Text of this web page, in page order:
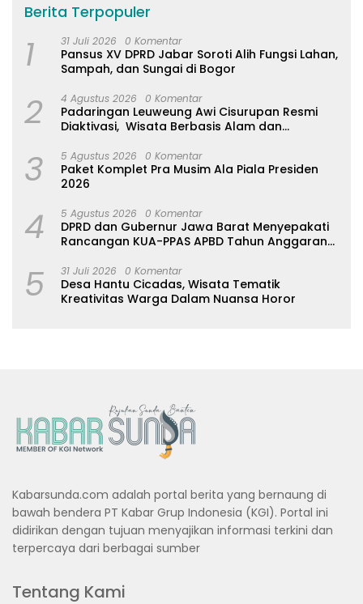
Berita Terpopuler
1 31 Juli 2026 0 Komentar
Pansus XV DPRD Jabar Soroti Alih Fungsi Lahan,
Sampah, dan Sungai di Bogor
2 4 Agustus 2026 0 Komentar
Padaringan Leuweung Awi Cisurupan Resmi
Diaktivasi, Wisata Berbasis Alam dan
3 5 Agustus 2026 0 Komentar
Paket Komplet Pra Musim Ala Piala Presiden
2026
4 5 Agustus 2026 0 Komentar
DPRD dan Gubernur Jawa Barat Menyepakati
Rancangan KUA-PPAS APBD Tahun Anggaran
5 31 Juli 2026 0 Komentar
Desa Hantu Cicadas, Wisata Tematik
Kreativitas Warga Dalam Nuansa Horor
Kabarsunda.com adalah portal berita yang bernaung di
bawah bendera PT Kabar Grup Indonesia (KGI). Portal ini
didirikan dengan tujuan menyajikan informasi terkini dan
terpercaya dari berbagai sumber
Tentang Kami